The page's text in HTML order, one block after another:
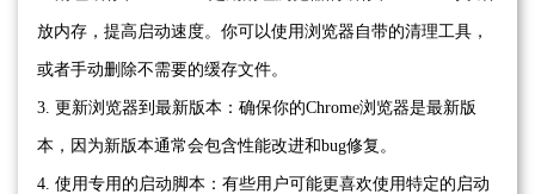
放内存，提高启动速度。你可以使用浏览器自带的清理工具，
或者手动删除不需要的缓存文件。
3. 更新浏览器到最新版本：确保你的Chrome浏览器是最新版
本，因为新版本通常会包含性能改进和bug修复。
4. 使用专用的启动脚本：有些用户可能更喜欢使用特定的启动